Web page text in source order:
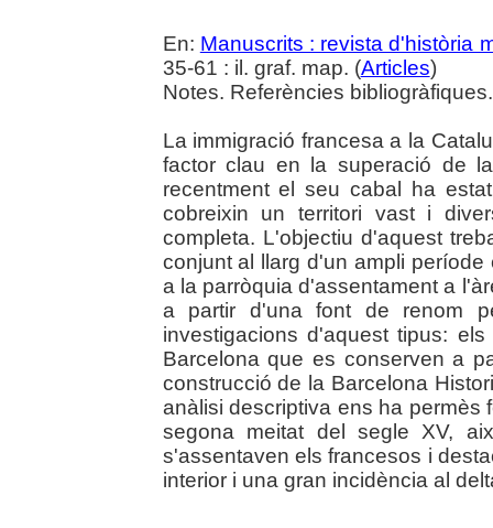
En: Manuscrits : revista d'història
35-61 : il. graf. map. (Articles)
Notes. Referències
La immigració francesa a la
factor clau en la superació de
recentment el seu cabal ha
cobreixin un territori vast i
completa. L'objectiu d'aquest
conjunt al llarg d'un ampli
a la parròquia d'assentament a
a partir d'una font de renom
investigacions d'aquest tipus:
Barcelona que es conserven a
construcció de la Barcelona
anàlisi descriptiva ens ha permès
segona meitat del segle XV,
s'assentaven els francesos i
interior i una gran incidència al